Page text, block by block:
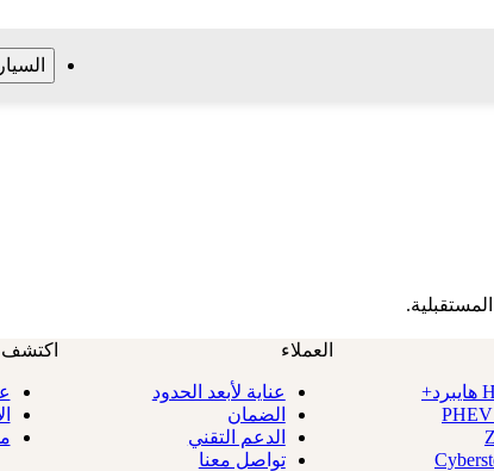
العملاء
عناية لأبعد الحدود
الضمان
الدعم التقني
تواصل معنا
اكتشف